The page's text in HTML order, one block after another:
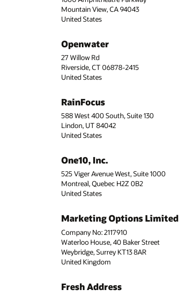
Mountain View, CA 94043
United States
Openwater
27 Willow Rd
Riverside, CT 06878-2415
United States
RainFocus
588 West 400 South, Suite 130
Lindon, UT 84042
United States
One10, Inc.
525 Viger Avenue West, Suite 1000
Montreal, Quebec H2Z 0B2
United States
Marketing Options Limited
Company No: 2117910
Waterloo House, 40 Baker Street
Weybridge, Surrey KT13 8AR
United Kingdom
Fresh Address